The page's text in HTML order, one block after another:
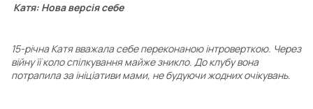
Катя: Нова версія себе
15-річна Катя вважала себе переконаною інтроверткою. Через
війну її коло спілкування майже зникло. До клубу вона
потрапила за ініціативи мами, не будуючи жодних очікувань.